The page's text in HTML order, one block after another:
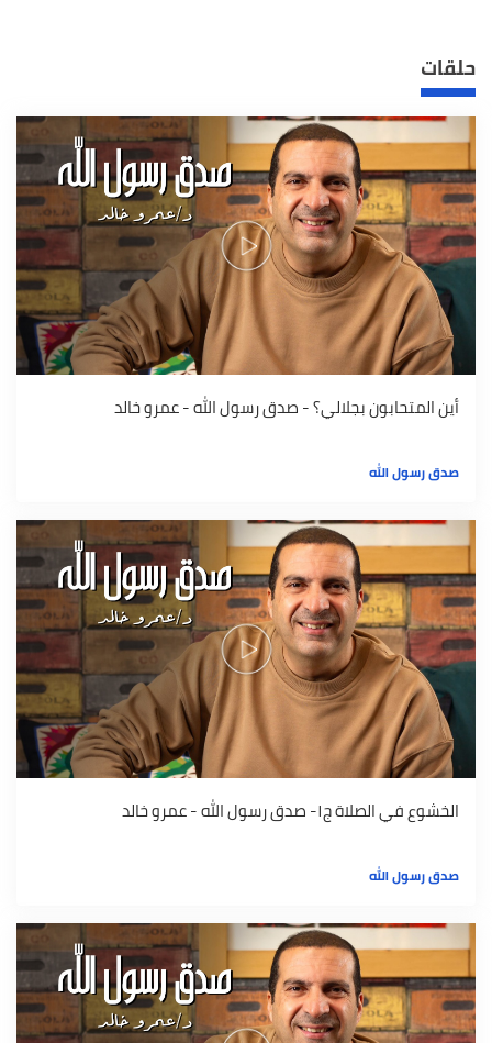
حلقات
أين المتحابون بجلالي؟ - صدق رسول الله - عمرو خالد
صدق رسول الله
الخشوع في الصلاة ج١- صدق رسول الله - عمرو خالد
صدق رسول الله